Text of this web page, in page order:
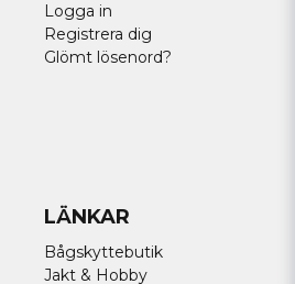
Logga in
Registrera dig
Glömt lösenord?
LÄNKAR
Bågskyttebutik
Jakt & Hobby